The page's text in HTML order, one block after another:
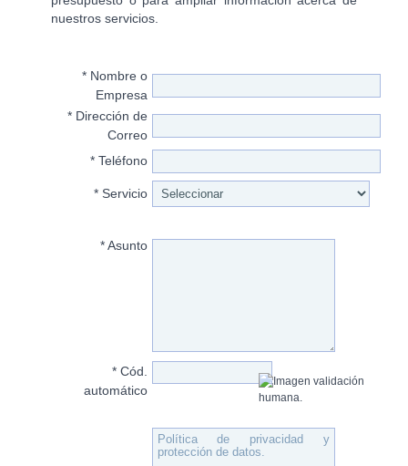
nuestros servicios.
* Nombre o
Empresa
* Dirección de
Correo
* Teléfono
* Servicio
* Asunto
* Cód.
automático